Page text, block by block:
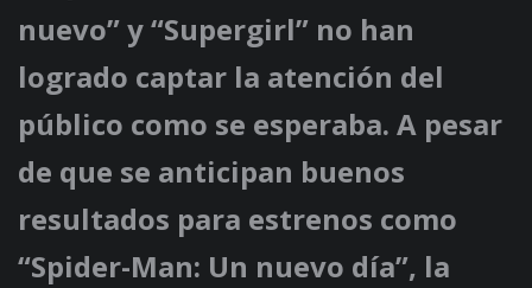
nuevo” y “Supergirl” no han
logrado captar la atención del
público como se esperaba. A pesar
de que se anticipan buenos
resultados para estrenos como
“Spider-Man: Un nuevo día”, la